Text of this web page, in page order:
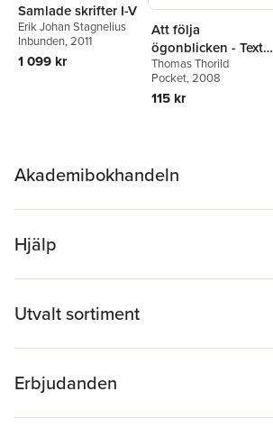
Samlade skrifter I-V
Erik Johan Stagnelius
Inbunden, 2011
1 099 kr
Att följa
ögonblicken - Texter
i urval
Thomas Thorild
Pocket, 2008
115 kr
Akademibokhandeln
Hjälp
Utvalt sortiment
Erbjudanden